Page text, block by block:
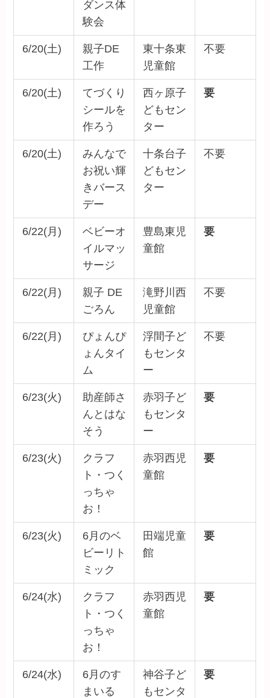
ダンス体
験会
6/20(土)
親子DE
工作
東十条東
児童館
不要
6/20(土)
てづくり
シールを
作ろう
西ヶ原子
どもセン
ター
要
6/20(土)
みんなで
お祝い輝
きバース
デー
十条台子
どもセン
ター
不要
6/22(月)
ベビーオ
イルマッ
サージ
豊島東児
童館
要
6/22(月)
親子 DE
ごろん
滝野川西
児童館
不要
6/22(月)
ぴょんぴ
ょんタイ
ム
浮間子ど
もセンタ
ー
不要
6/23(火)
助産師さ
んとはな
そう
赤羽子ど
もセンタ
ー
要
6/23(火)
クラフ
ト・つく
っちゃ
お！
赤羽西児
童館
要
6/23(火)
6月のベ
ビーリト
ミック
田端児童
館
要
6/24(水)
クラフ
ト・つく
っちゃ
お！
赤羽西児
童館
要
6/24(水)
6月のす
まいる
神谷子ど
もセンタ
要